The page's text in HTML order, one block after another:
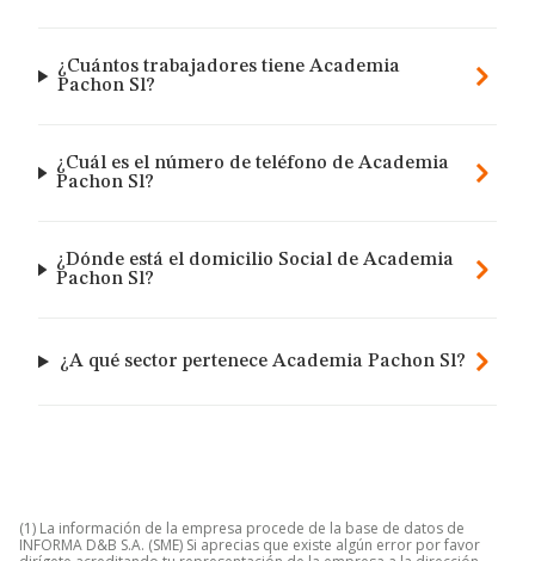
¿Cuántos trabajadores tiene Academia
Pachon Sl?
¿Cuál es el número de teléfono de Academia
Pachon Sl?
¿Dónde está el domicilio Social de Academia
Pachon Sl?
¿A qué sector pertenece Academia Pachon Sl?
(1) La información de la empresa procede de la base de datos de
INFORMA D&B S.A. (SME) Si aprecias que existe algún error por favor